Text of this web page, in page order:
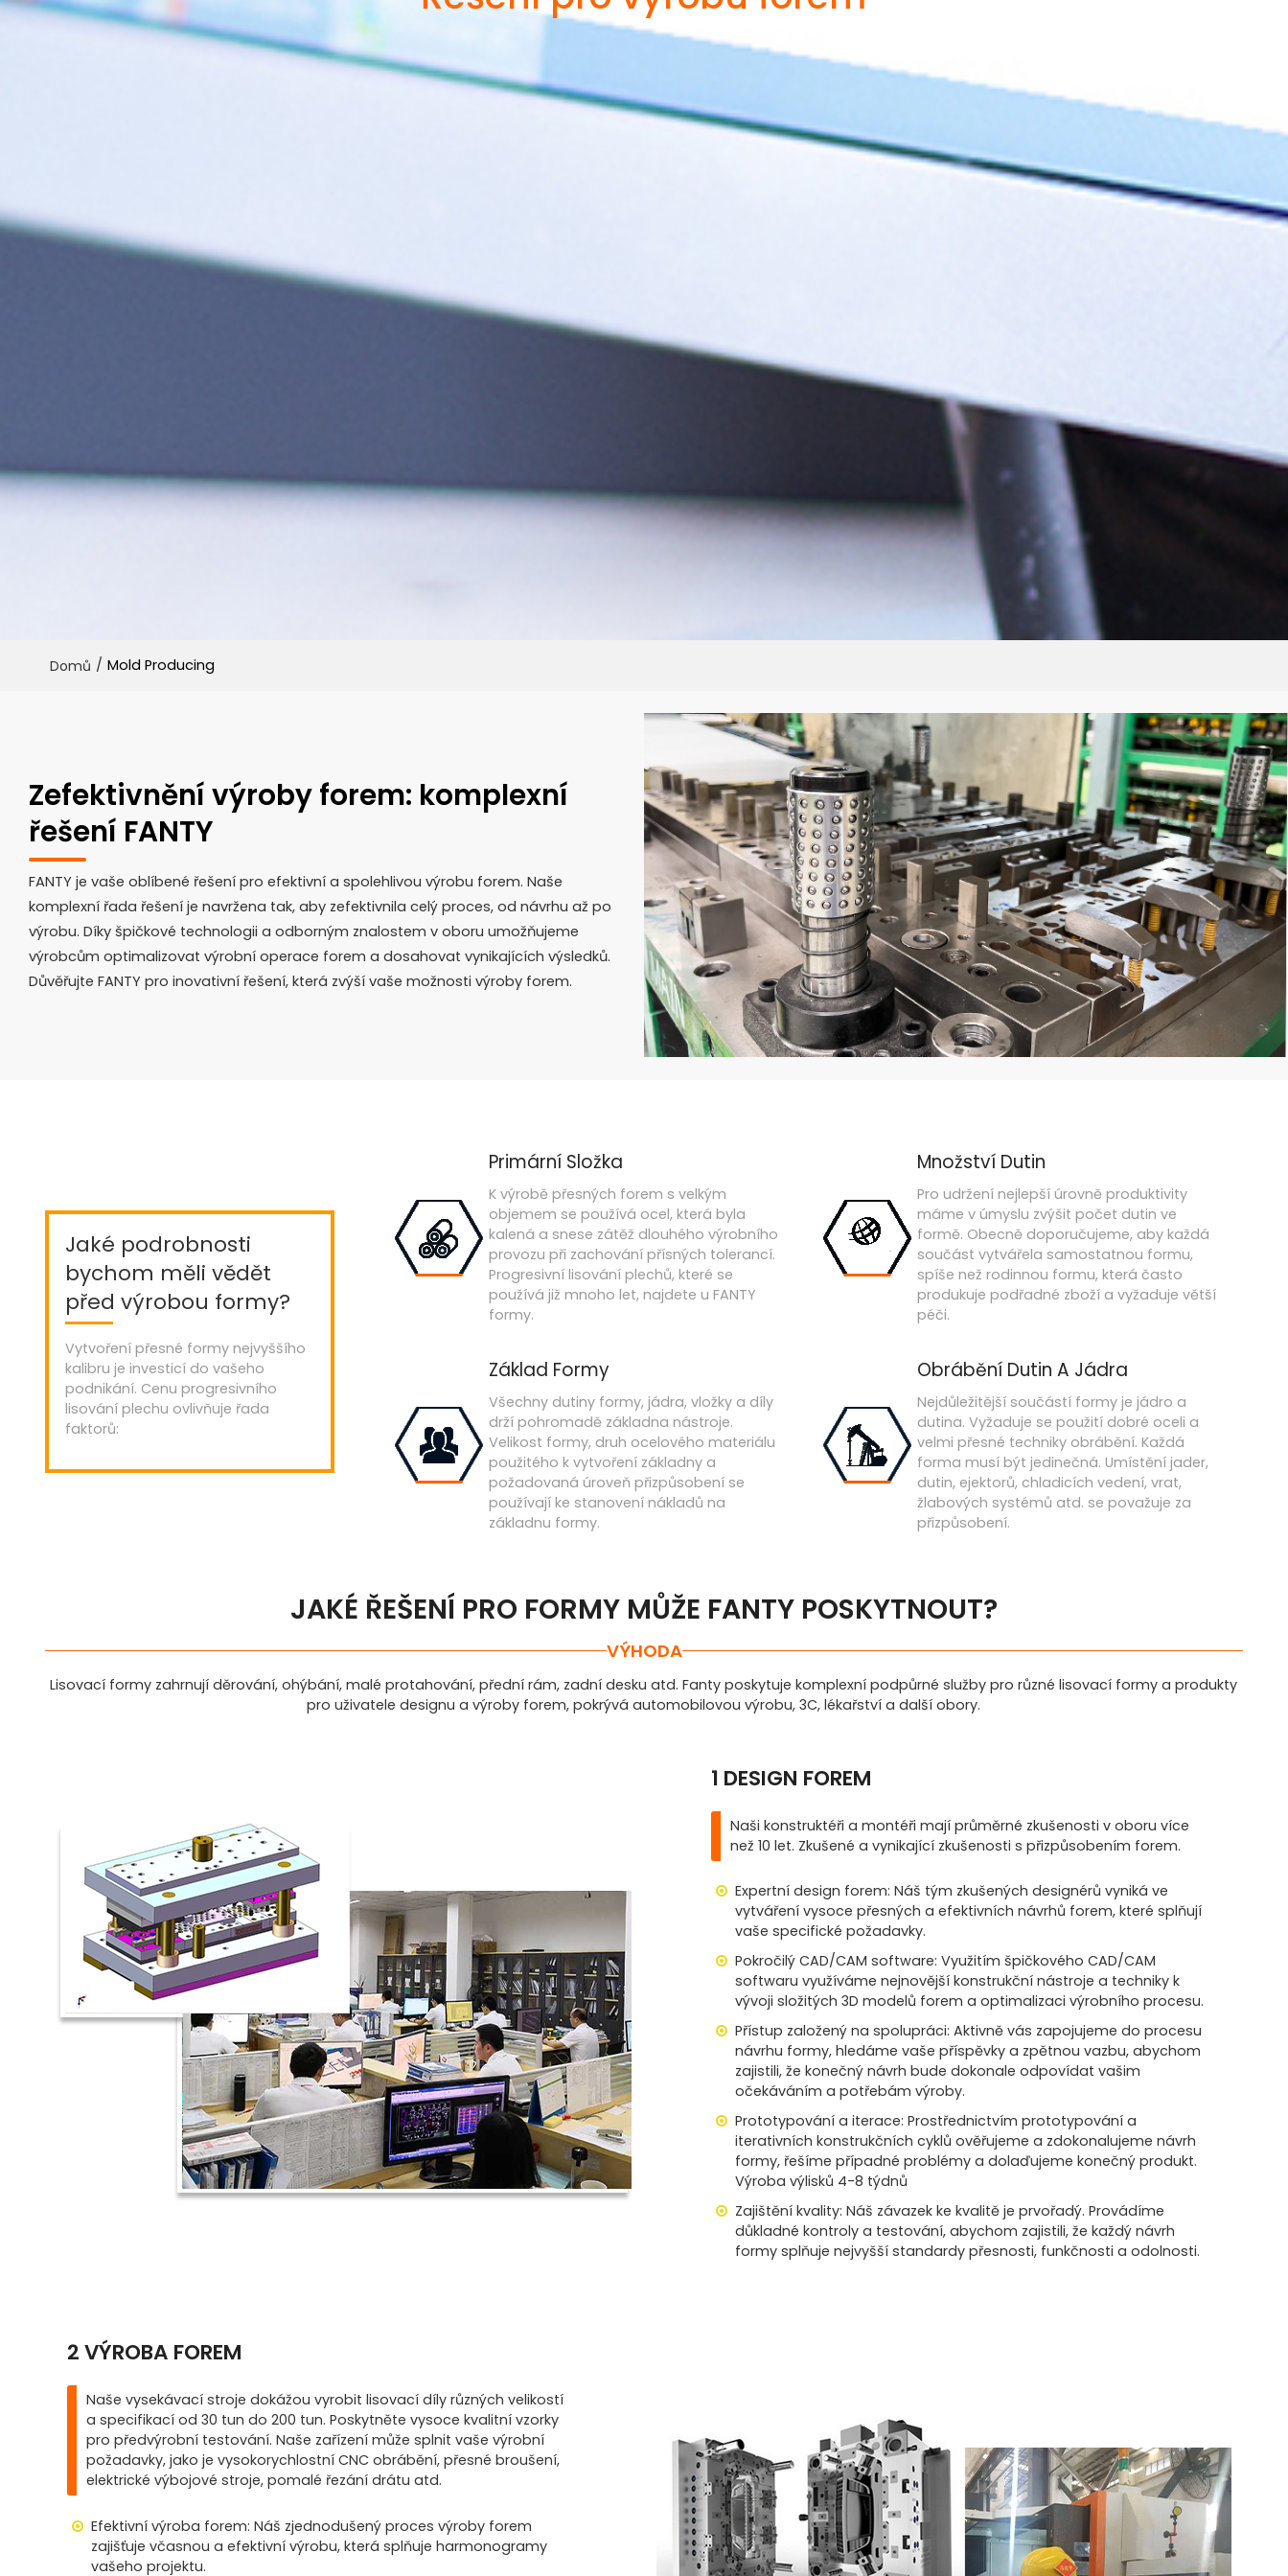
Domů / Mold Producing
Zefektivnění výroby forem: komplexní
řešení FANTY
FANTY je vaše oblíbené řešení pro efektivní a spolehlivou výrobu forem. Naše
komplexní řada řešení je navržena tak, aby zefektivnila celý proces, od návrhu až po
výrobu. Díky špičkové technologii a odborným znalostem v oboru umožňujeme
výrobcům optimalizovat výrobní operace forem a dosahovat vynikajících výsledků.
Důvěřujte FANTY pro inovativní řešení, která zvýší vaše možnosti výroby forem.
Jaké podrobnosti
bychom měli vědět
před výrobou formy?
Vytvoření přesné formy nejvyššího
kalibru je investicí do vašeho
podnikání. Cenu progresivního
lisování plechu ovlivňuje řada
faktorů:
Primární Složka
K výrobě přesných forem s velkým
objemem se používá ocel, která byla
kalená a snese zátěž dlouhého výrobního
provozu při zachování přísných tolerancí.
Progresivní lisování plechů, které se
používá již mnoho let, najdete u FANTY
formy.
Množství Dutin
Pro udržení nejlepší úrovně produktivity
máme v úmyslu zvýšit počet dutin ve
formě. Obecně doporučujeme, aby každá
součást vytvářela samostatnou formu,
spíše než rodinnou formu, která často
produkuje podřadné zboží a vyžaduje větší
péči.
Základ Formy
Všechny dutiny formy, jádra, vložky a díly
drží pohromadě základna nástroje.
Velikost formy, druh ocelového materiálu
použitého k vytvoření základny a
požadovaná úroveň přizpůsobení se
používají ke stanovení nákladů na
základnu formy.
Obrábění Dutin A Jádra
Nejdůležitější součástí formy je jádro a
dutina. Vyžaduje se použití dobré oceli a
velmi přesné techniky obrábění. Každá
forma musí být jedinečná. Umístění jader,
dutin, ejektorů, chladicích vedení, vrat,
žlabových systémů atd. se považuje za
přizpůsobení.
JAKÉ ŘEŠENÍ PRO FORMY MŮŽE FANTY POSKYTNOUT?
VÝHODA
Lisovací formy zahrnují děrování, ohýbání, malé protahování, přední rám, zadní desku atd. Fanty poskytuje komplexní podpůrné služby pro různé lisovací formy a produkty
pro uživatele designu a výroby forem, pokrývá automobilovou výrobu, 3C, lékařství a další obory.
1 DESIGN FOREM
Naši konstruktéři a montéři mají průměrné zkušenosti v oboru více
než 10 let. Zkušené a vynikající zkušenosti s přizpůsobením forem.
Expertní design forem: Náš tým zkušených designérů vyniká ve
vytváření vysoce přesných a efektivních návrhů forem, které splňují
vaše specifické požadavky.
Pokročilý CAD/CAM software: Využitím špičkového CAD/CAM
softwaru využíváme nejnovější konstrukční nástroje a techniky k
vývoji složitých 3D modelů forem a optimalizaci výrobního procesu.
Přístup založený na spolupráci: Aktivně vás zapojujeme do procesu
návrhu formy, hledáme vaše příspěvky a zpětnou vazbu, abychom
zajistili, že konečný návrh bude dokonale odpovídat vašim
očekáváním a potřebám výroby.
Prototypování a iterace: Prostřednictvím prototypování a
iterativních konstrukčních cyklů ověřujeme a zdokonalujeme návrh
formy, řešíme případné problémy a dolaďujeme konečný produkt.
Výroba výlisků 4-8 týdnů
Zajištění kvality: Náš závazek ke kvalitě je prvořadý. Provádíme
důkladné kontroly a testování, abychom zajistili, že každý návrh
formy splňuje nejvyšší standardy přesnosti, funkčnosti a odolnosti.
2 VÝROBA FOREM
Naše vysekávací stroje dokážou vyrobit lisovací díly různých velikostí
a specifikací od 30 tun do 200 tun. Poskytněte vysoce kvalitní vzorky
pro předvýrobní testování. Naše zařízení může splnit vaše výrobní
požadavky, jako je vysokorychlostní CNC obrábění, přesné broušení,
elektrické výbojové stroje, pomalé řezání drátu atd.
Efektivní výroba forem: Náš zjednodušený proces výroby forem
zajišťuje včasnou a efektivní výrobu, která splňuje harmonogramy
vašeho projektu.